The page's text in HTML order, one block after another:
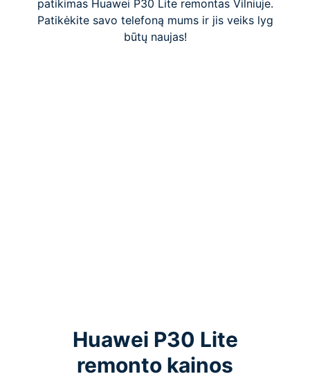
patikimas Huawei P30 Lite remontas Vilniuje.
Patikėkite savo telefoną mums ir jis veiks lyg
būtų naujas!
Huawei P30 Lite
remonto kainos